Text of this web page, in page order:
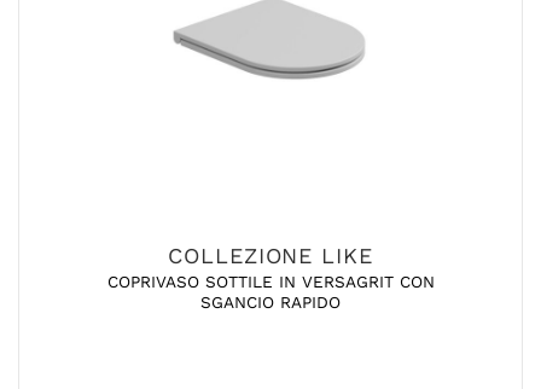
COLLEZIONE LIKE
COPRIVASO SOTTILE IN VERSAGRIT CON
SGANCIO RAPIDO